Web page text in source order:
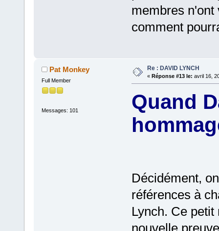
membres n'ont
comment
Pat Monkey
Full Member
Messages: 101
Re : DAVID LYNCH
« Réponse #13 le: avril 16,
Quand
Décidément,
références à
Lynch. Ce
nouvelle